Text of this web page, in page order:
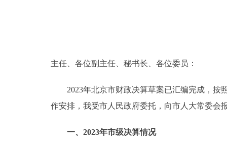
个人服务
主任、各位副主任、秘书长、各位委员：
2023年北京市财政决算草案已汇编完成，按
作安排，我受市人民政府委托，向市人大常委会
一、2023年市级决算情况